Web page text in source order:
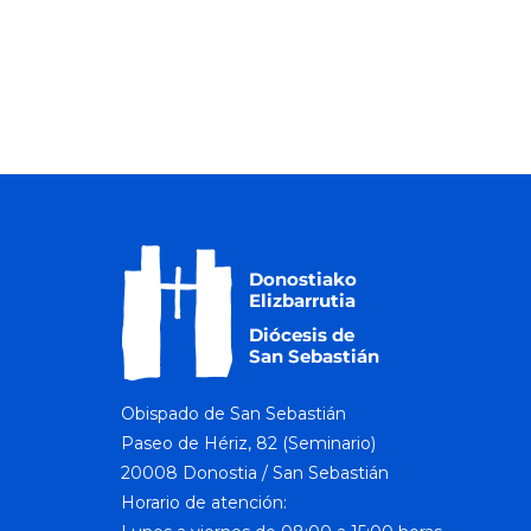
Obispado de San Sebastián
Paseo de Hériz, 82 (Seminario)
20008 Donostia / San Sebastián
Horario de atención: